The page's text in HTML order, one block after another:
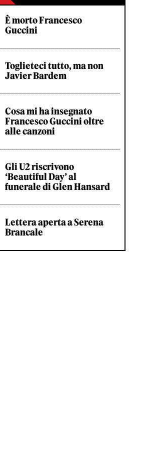
È morto Francesco
Guccini
Toglieteci tutto, ma non
Javier Bardem
Cosa mi ha insegnato
Francesco Guccini oltre
alle canzoni
Gli U2 riscrivono
‘Beautiful Day’ al
funerale di Glen Hansard
Lettera aperta a Serena
Brancale